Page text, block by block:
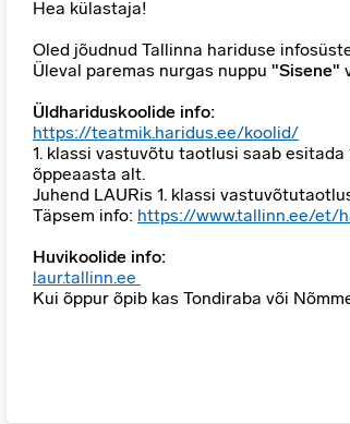
Hea külastaja!
Oled jõudnud Tallinna hariduse
Üleval paremas nurgas nuppu "Sisene"
Üldhariduskoolide info:
https://teatmik.haridus.ee/koolid/
1. klassi vastuvõtu taotlusi saab
õppeaasta alt.
Juhend LAURis 1. klassi
Täpsem info: https://www.tallinn.ee/et/
Huvikoolide info:
laur.tallinn.ee
Kui õppur õpib kas Tondiraba või